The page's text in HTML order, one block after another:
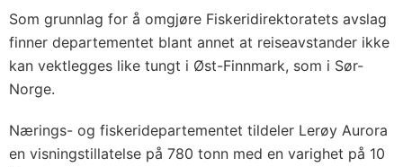
Som grunnlag for å omgjøre Fiskeridirektoratets avslag
finner departementet blant annet at reiseavstander ikke
kan vektlegges like tungt i Øst-Finnmark, som i Sør-
Norge.
Nærings- og fiskeridepartementet tildeler Lerøy Aurora
en visningstillatelse på 780 tonn med en varighet på 10